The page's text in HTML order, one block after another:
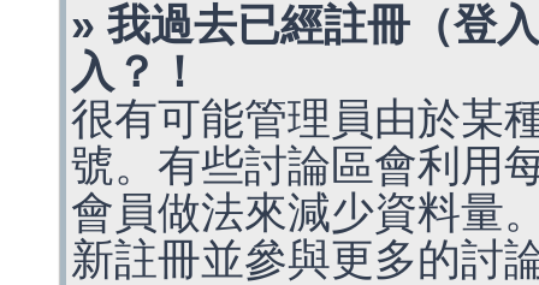
» 我過去已經註冊（登
入？！
很有可能管理員由於某
號。有些討論區會利用
會員做法來減少資料量
新註冊並參與更多的討